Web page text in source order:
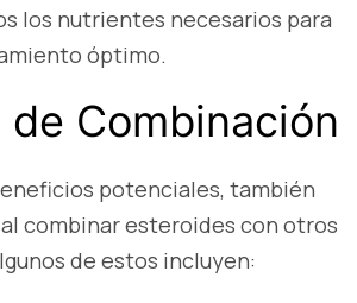
los nutrientes necesarios para
óptimo.
de Combinación
potenciales, también
combinar esteroides con otros
de estos incluyen: